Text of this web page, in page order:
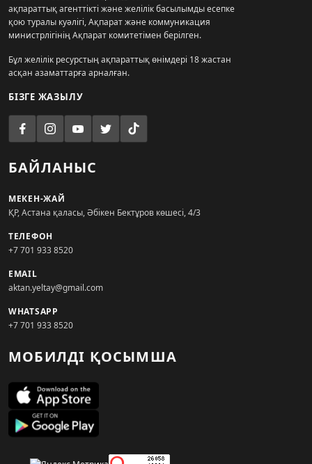
ақпараттық агенттікті және желілік басылымды есепке
қою туралы куәлігі, Ақпарат және коммуникация
министрлігінің Ақпарат комитетімен берілген.
Бұл желілік ресурстың ақпараттық өнімдері 18 жастан
асқан азаматтарға арналған.
БІЗГЕ ЖАЗЫЛУ
БАЙЛАНЫС
МЕКЕН-ЖАЙ
ҚР, Астана қаласы, Әбікен Бектұров көшесі, 4/3
ТЕЛЕФОН
+7 701 933 8520
EMAIL
aktan.yeltay@gmail.com
WHATSAPP
+7 701 933 8520
МОБИЛДІ ҚОСЫМША